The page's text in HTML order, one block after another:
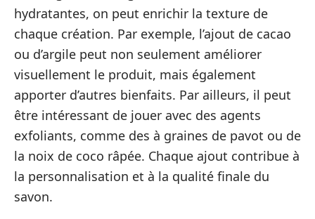
hydratantes, on peut enrichir la texture de
chaque création. Par exemple, l’ajout de cacao
ou d’argile peut non seulement améliorer
visuellement le produit, mais également
apporter d’autres bienfaits. Par ailleurs, il peut
être intéressant de jouer avec des agents
exfoliants, comme des à graines de pavot ou de
la noix de coco râpée. Chaque ajout contribue à
la personnalisation et à la qualité finale du
savon.